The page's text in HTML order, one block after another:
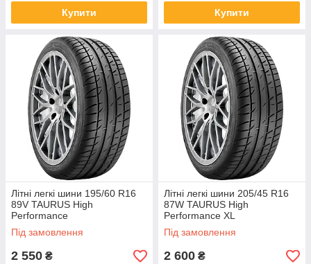
Купити Купити
Літні легкі шини 195/60 R16
89V TAURUS High
Performance
Під замовлення
2 550 ₴
Літні легкі шини 205/45 R16
87W TAURUS High
Performance XL
Під замовлення
2 600 ₴